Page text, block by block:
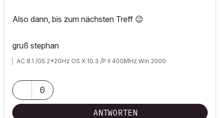
Also dann, bis zum nächsten Treff 😉
gruß stephan
AC 8.1 /G5 2*2GHz OS X 10.3 /P II 400MHz Win 2000
0
ANTWORTEN